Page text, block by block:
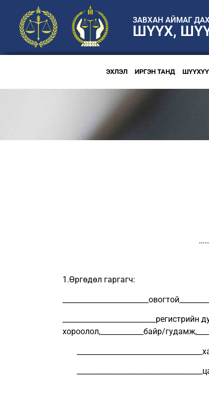
ЗАВХАН АЙМАГ
ШҮҮХ,
ЭХЛЭЛ ИРГЭН ТАНД
1.Өргөдөл гаргагч:
хороолол,____________байр/